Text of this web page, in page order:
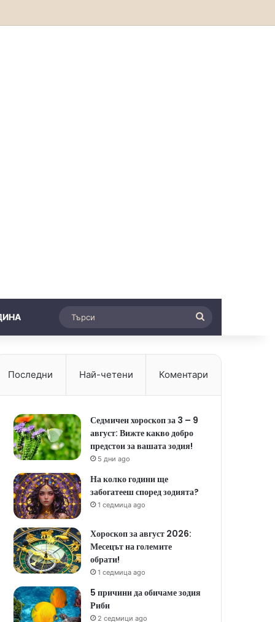
Последни Най-четени Коментари
Седмичен хороскоп за 3 – 9
август: Вижте какво добро
предстои за вашата зодия!
5 дни ago
На колко години ще
забогатееш според зодията?
1 седмица ago
Хороскоп за август 2026:
Месецът на големите
обрати!
1 седмица ago
5 причини да обичаме зодия
Риби
2 седмици ago